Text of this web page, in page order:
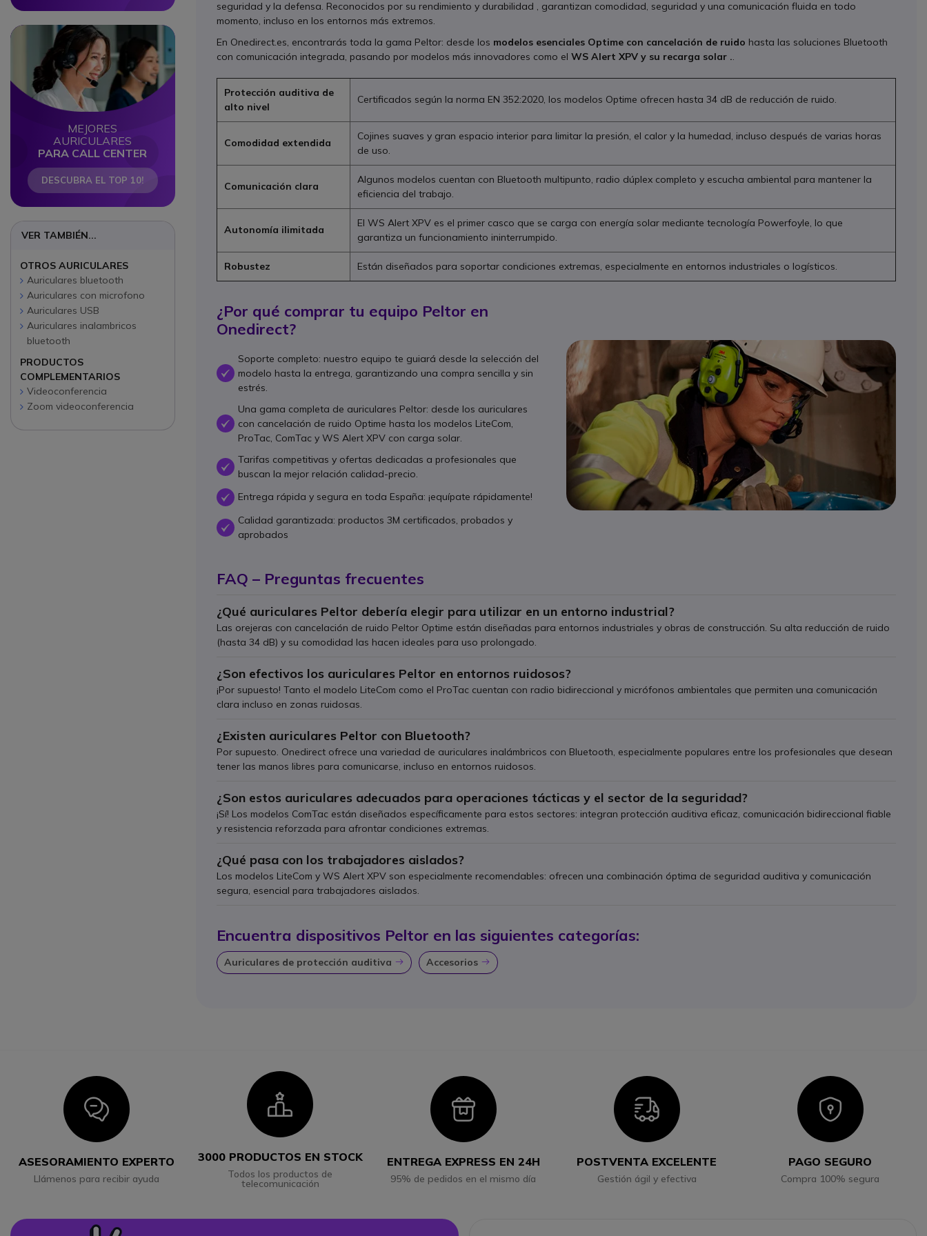
seguridad y la defensa. Reconocidos por su rendimiento y durabilidad , garantizan comodidad, seguridad y una comunicación fluida en todo
momento, incluso en los entornos más extremos.
En Onedirect.es, encontrarás toda la gama Peltor: desde los modelos esenciales Optime con cancelación de ruido hasta las soluciones Bluetooth
con comunicación integrada, pasando por modelos más innovadores como el WS Alert XPV y su recarga solar .
Protección auditiva de
alto nivel
Certificados según la norma EN 352:2020, los modelos Optime ofrecen hasta 34 dB de reducción de ruido.
Comodidad extendida
Cojines suaves y gran espacio interior para limitar la presión, el calor y la humedad, incluso después de varias horas
de uso.
Comunicación clara
Algunos modelos cuentan con Bluetooth multipunto, radio dúplex completo y escucha ambiental para mantener la
eficiencia del trabajo.
Autonomía ilimitada
El WS Alert XPV es el primer casco que se carga con energía solar mediante tecnología Powerfoyle, lo que
garantiza un funcionamiento ininterrumpido.
Robustez Están diseñados para soportar condiciones extremas, especialmente en entornos industriales o logísticos.
¿Por qué comprar tu equipo Peltor en
Onedirect?
OK
Soporte completo: nuestro equipo te guiará desde la selección del
modelo hasta la entrega, garantizando una compra sencilla y sin
estrés.
OK
Una gama completa de auriculares Peltor: desde los auriculares
con cancelación de ruido Optime hasta los modelos LiteCom,
ProTac, ComTac y WS Alert XPV con carga solar.
OK
Tarifas competitivas y ofertas dedicadas a profesionales que
buscan la mejor relación calidad-precio.
OK
Entrega rápida y segura en toda España: ¡equípate rápidamente!
OK
Calidad garantizada: productos 3M certificados, probados y
aprobados
FAQ – Preguntas frecuentes
¿Qué auriculares Peltor debería elegir para utilizar en un entorno industrial?
Las orejeras con cancelación de ruido Peltor Optime están diseñadas para entornos industriales y obras de construcción. Su alta reducción de ruido
(hasta 34 dB) y su comodidad las hacen ideales para uso prolongado.
¿Son efectivos los auriculares Peltor en entornos ruidosos?
¡Por supuesto! Tanto el modelo LiteCom como el ProTac cuentan con radio bidireccional y micrófonos ambientales que permiten una comunicación
clara incluso en zonas ruidosas.
¿Existen auriculares Peltor con Bluetooth?
Por supuesto. Onedirect ofrece una variedad de auriculares inalámbricos con Bluetooth, especialmente populares entre los profesionales que desean
tener las manos libres para comunicarse, incluso en entornos ruidosos.
¿Son estos auriculares adecuados para operaciones tácticas y el sector de la seguridad?
¡Sí! Los modelos ComTac están diseñados específicamente para estos sectores: integran protección auditiva eficaz, comunicación bidireccional fiable
y resistencia reforzada para afrontar condiciones extremas.
¿Qué pasa con los trabajadores aislados?
Los modelos LiteCom y WS Alert XPV son especialmente recomendables: ofrecen una combinación óptima de seguridad auditiva y comunicación
segura, esencial para trabajadores aislados.
Encuentra dispositivos Peltor en las siguientes categorías:
Auriculares de protección auditiva Icon Accesorios Icon
Circle
Circle
MEJORES
AURICULARES
PARA CALL CENTER
DESCUBRA EL TOP 10!
VER TAMBIÉN...
OTROS AURICULARES
Auriculares bluetooth
Auriculares con microfono
Auriculares USB
Auriculares inalambricos
bluetooth
PRODUCTOS
COMPLEMENTARIOS
Videoconferencia
Zoom videoconferencia
Icon
ASESORAMIENTO EXPERTO
Llámenos para recibir ayuda
Icon
3000 PRODUCTOS EN STOCK
Todos los productos de
telecomunicación
Icon
ENTREGA EXPRESS EN 24H
95% de pedidos en el mismo día
Icon
POSTVENTA EXCELENTE
Gestión ágil y efectiva
Icon
PAGO SEGURO
Compra 100% segura